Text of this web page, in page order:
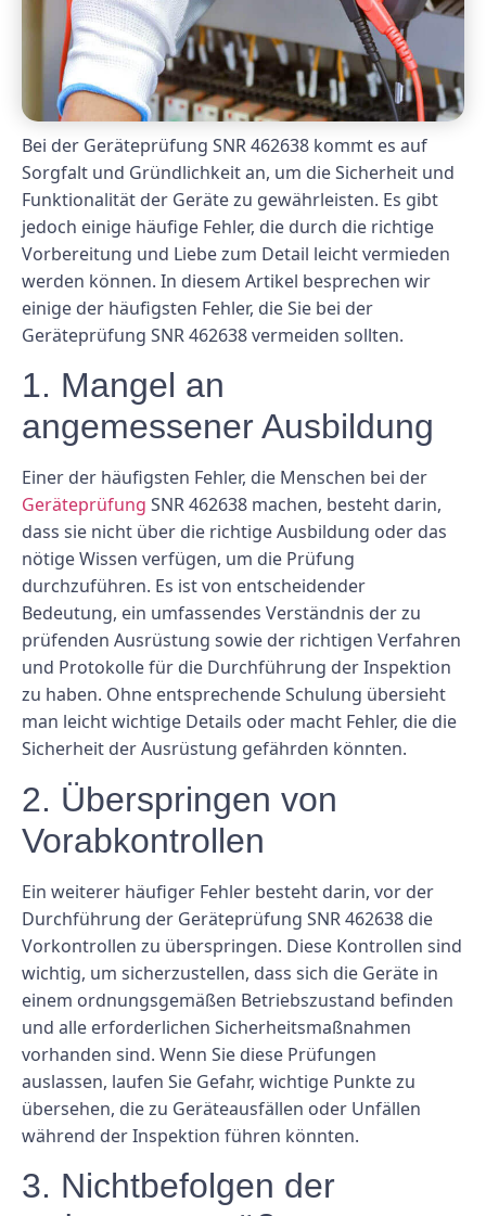
Bei der Geräteprüfung SNR 462638 kommt es auf
Sorgfalt und Gründlichkeit an, um die Sicherheit und
Funktionalität der Geräte zu gewährleisten. Es gibt
jedoch einige häufige Fehler, die durch die richtige
Vorbereitung und Liebe zum Detail leicht vermieden
werden können. In diesem Artikel besprechen wir
einige der häufigsten Fehler, die Sie bei der
Geräteprüfung SNR 462638 vermeiden sollten.
1. Mangel an
angemessener Ausbildung
Einer der häufigsten Fehler, die Menschen bei der
Geräteprüfung SNR 462638 machen, besteht darin,
dass sie nicht über die richtige Ausbildung oder das
nötige Wissen verfügen, um die Prüfung
durchzuführen. Es ist von entscheidender
Bedeutung, ein umfassendes Verständnis der zu
prüfenden Ausrüstung sowie der richtigen Verfahren
und Protokolle für die Durchführung der Inspektion
zu haben. Ohne entsprechende Schulung übersieht
man leicht wichtige Details oder macht Fehler, die die
Sicherheit der Ausrüstung gefährden könnten.
2. Überspringen von
Vorabkontrollen
Ein weiterer häufiger Fehler besteht darin, vor der
Durchführung der Geräteprüfung SNR 462638 die
Vorkontrollen zu überspringen. Diese Kontrollen sind
wichtig, um sicherzustellen, dass sich die Geräte in
einem ordnungsgemäßen Betriebszustand befinden
und alle erforderlichen Sicherheitsmaßnahmen
vorhanden sind. Wenn Sie diese Prüfungen
auslassen, laufen Sie Gefahr, wichtige Punkte zu
übersehen, die zu Geräteausfällen oder Unfällen
während der Inspektion führen könnten.
3. Nichtbefolgen der